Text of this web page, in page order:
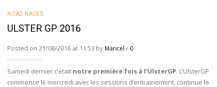
ROAD RACES
ULSTER GP 2016
Posted on 21/08/2016 at 11:53 byMaricel / 0
Samedi dernier c’était notre première fois à l’UlsterGP. L’UlsterGP
commence le mercredi avec les sessions d’entrainement, continue le